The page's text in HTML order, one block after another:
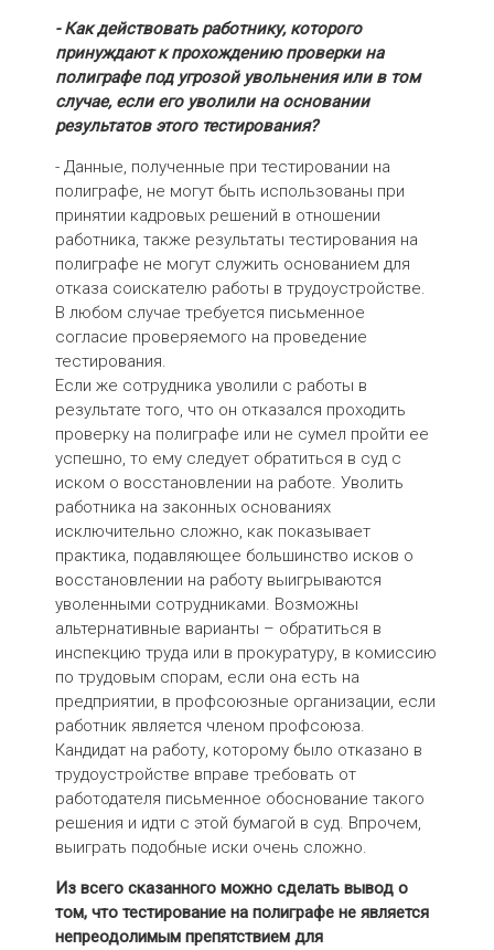
- Как действовать работнику, которого
принуждают к прохождению проверки на
полиграфе под угрозой увольнения или в том
случае, если его уволили на основании
результатов этого тестирования?
- Данные, полученные при тестировании на
полиграфе, не могут быть использованы при
принятии кадровых решений в отношении
работника, также результаты тестирования на
полиграфе не могут служить основанием для
отказа соискателю работы в трудоустройстве.
В любом случае требуется письменное
согласие проверяемого на проведение
тестирования.
Если же сотрудника уволили с работы в
результате того, что он отказался проходить
проверку на полиграфе или не сумел пройти ее
успешно, то ему следует обратиться в суд с
иском о восстановлении на работе. Уволить
работника на законных основаниях
исключительно сложно, как показывает
практика, подавляющее большинство исков о
восстановлении на работу выигрываются
уволенными сотрудниками. Возможны
альтернативные варианты – обратиться в
инспекцию труда или в прокуратуру, в комиссию
по трудовым спорам, если она есть на
предприятии, в профсоюзные организации, если
работник является членом профсоюза.
Кандидат на работу, которому было отказано в
трудоустройстве вправе требовать от
работодателя письменное обоснование такого
решения и идти с этой бумагой в суд. Впрочем,
выиграть подобные иски очень сложно.
Из всего сказанного можно сделать вывод о
том, что тестирование на полиграфе не является
непреодолимым препятствием для